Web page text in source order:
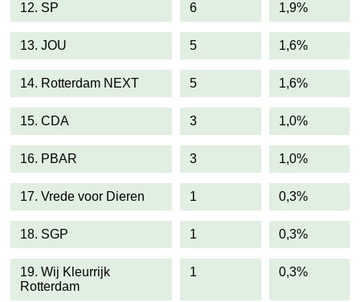
12. SP 6 1,9%
13. JOU 5 1,6%
14. Rotterdam NEXT 5 1,6%
15. CDA 3 1,0%
16. PBAR 3 1,0%
17. Vrede voor Dieren 1 0,3%
18. SGP 1 0,3%
19. Wij Kleurrijk
Rotterdam
1 0,3%